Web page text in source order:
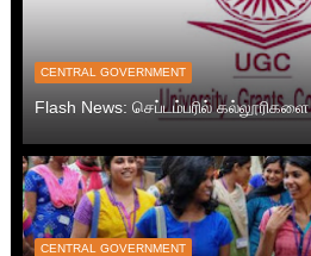
CENTRAL GOVERNMENT
Flash News: செப்டம்பரில் கல்லூரிகளை
CENTRAL GOVERNMENT